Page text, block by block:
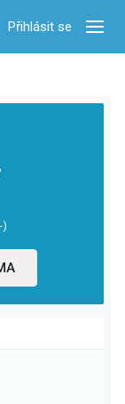
Přihlásit se
)